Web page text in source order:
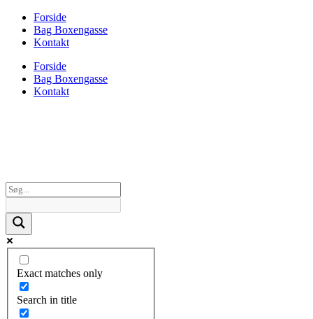
Forside
Bag Boxengasse
Kontakt
Forside
Bag Boxengasse
Kontakt
Exact matches only
Search in title